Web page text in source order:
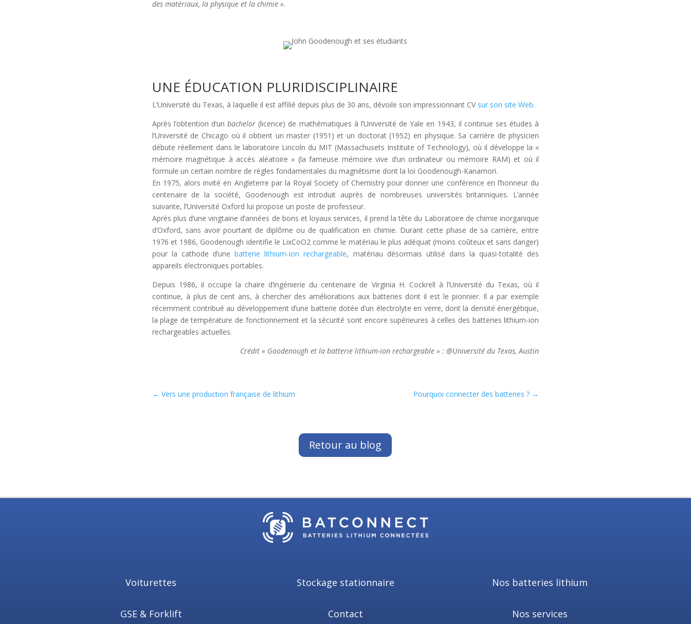
des matériaux, la physique et la chimie ».
UNE ÉDUCATION PLURIDISCIPLINAIRE
L’Université du Texas, à laquelle il est affilié depuis plus de 30 ans, dévoile son impressionnant CV sur son site Web.
Après l’obtention d’unbachelor (licence) de mathématiques à l’Université de Yale en 1943, il continue ses études à
l’Université de Chicago où il obtient un master (1951) et un doctorat (1952) en physique. Sa carrière de physicien
débute réellement dans le laboratoire Lincoln du MIT (Massachusets Institute of Technology), où il développe la «
mémoire magnétique à accès aléatoire » (la fameuse mémoire vive d’un ordinateur ou mémoire RAM) et où il
formule un certain nombre de règles fondamentales du magnétisme dont la loi Goodenough-Kanamori.
En 1975, alors invité en Angleterre par la Royal Society of Chemistry pour donner une conférence en l’honneur du
centenaire de la société, Goodenough est introduit auprès de nombreuses universités britanniques. L’année
suivante, l’Université Oxford lui propose un poste de professeur.
Après plus d’une vingtaine d’années de bons et loyaux services, il prend la tête du Laboratoire de chimie inorganique
d’Oxford, sans avoir pourtant de diplôme ou de qualification en chimie. Durant cette phase de sa carrière, entre
1976 et 1986, Goodenough identifie le LixCoO2 comme le matériau le plus adéquat (moins coûteux et sans danger)
pour la cathode d’unebatterie lithium-ion rechargeable, matériau désormais utilisé dans la quasi-totalité des
appareils électroniques portables.
Depuis 1986, il occupe la chaire d’ingénierie du centenaire de Virginia H. Cockrell à l’Université du Texas, où il
continue, à plus de cent ans, à chercher des améliorations aux batteries dont il est le pionnier. Il a par exemple
récemment contribué au développement d’une batterie dotée d’un électrolyte en verre, dont la densité énergétique,
la plage de température de fonctionnement et la sécurité sont encore supérieures à celles des batteries lithium-ion
rechargeables actuelles.
Crédit « Goodenough et la batterie lithium-ion rechargeable » : @Université du Texas, Austin
← Vers une production française de lithium Pourquoi connecter des batteries ? →
Retour au blog
Voiturettes
GSE & Forklift
Stockage stationnaire
Contact
Nos batteries lithium
Nos services